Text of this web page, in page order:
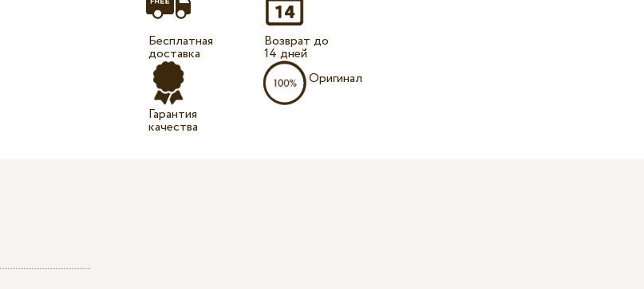
Бесплатная
доставка
Гарантия
качества
Возврат до
14 дней
Оригинал